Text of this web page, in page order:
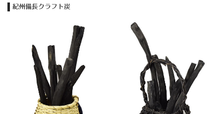
紀州備長クラフト炭